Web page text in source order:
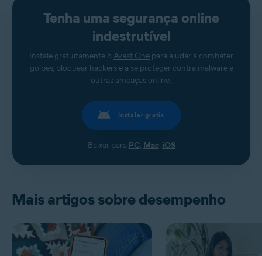
Tenha uma segurança online
indestrutível
Instale gratuitamente o Avast One para ajudar a combater
golpes, bloquear hackers e a se proteger contra malware e
outras ameaças online.
Instalar grátis
Baixar para PC, Mac, iOS
Mais artigos sobre desempenho